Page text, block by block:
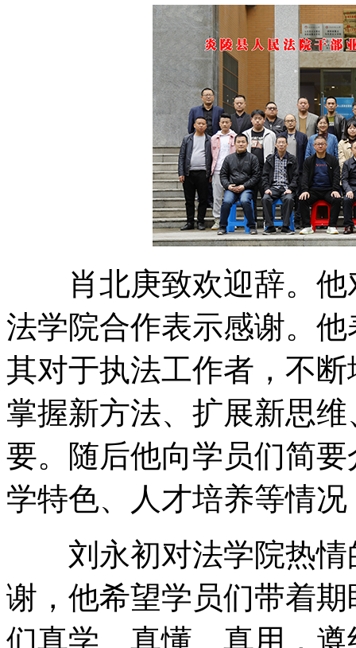
肖北庚致欢迎辞。他
法学院合作表示感谢。
其对于执法工作者，不
掌握新方法、扩展新思
要。随后他向学员们简
学特色、人才培养等情
刘永初对法学院热情
谢，他希望学员们带着
们真学、真懂、真用，